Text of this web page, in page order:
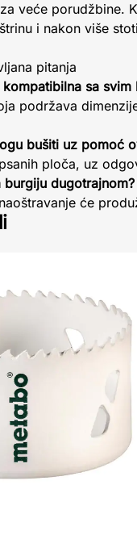
veće porudžbine.
i nakon više
pitanja
sa svim
podržava
bušiti uz pomoć
ploča, uz
dugotrajnom?
će